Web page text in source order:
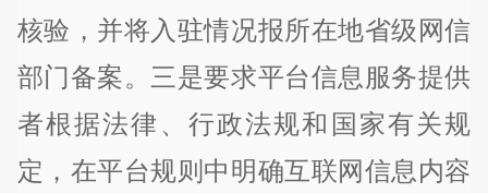
核验，并将入驻情况报所在地省级网信
部门备案。三是要求平台信息服务提供
者根据法律、行政法规和国家有关规
定，在平台规则中明确互联网信息内容